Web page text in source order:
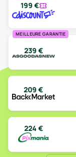
199 €
MEILLEURE GARANTIE
239 €
209 €
224 €